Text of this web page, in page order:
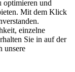
optimieren und
Mit dem Klick
einzelne
Sie in auf der
unsere